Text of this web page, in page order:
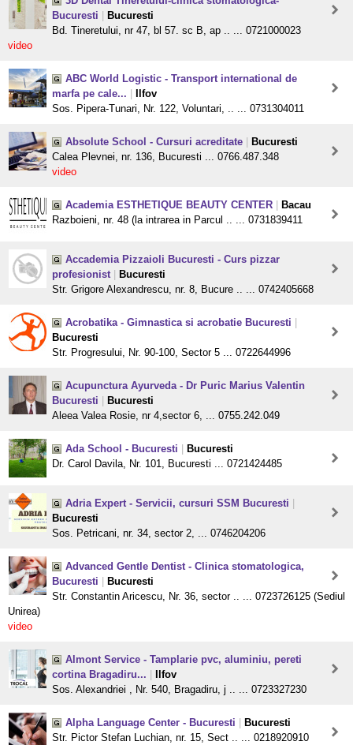
Bucuresti
Bucuresti
Bd. Tineretului, nr 47, bl 57. sc B, ap .. ... 0721000023
video
ABC World Logistic - Transport international de
marfa pe cale...
Ilfov
Sos. Pipera-Tunari, Nr. 122, Voluntari, .. ... 0731304011
Absolute School - Cursuri acreditate
Bucuresti
Calea Plevnei, nr. 136, Bucuresti ... 0766.487.348
video
Academia ESTHETIQUE BEAUTY CENTER
Bacau
Razboieni, nr. 48 (la intrarea in Parcul .. ... 0731839411
Accademia Pizzaioli Bucuresti - Curs pizzar
profesionist
Bucuresti
Str. Grigore Alexandrescu, nr. 8, Bucure .. ... 0742405668
Acrobatika - Gimnastica si acrobatie Bucuresti
Bucuresti
Str. Progresului, Nr. 90-100, Sector 5 ... 0722644996
Acupunctura Ayurveda - Dr Puric Marius Valentin
Bucuresti
Bucuresti
Aleea Valea Rosie, nr 4,sector 6, ... 0755.242.049
Ada School - Bucuresti
Bucuresti
Dr. Carol Davila, Nr. 101, Bucuresti ... 0721424485
Adria Expert - Servicii, cursuri SSM Bucuresti
Bucuresti
Sos. Petricani, nr. 34, sector 2, ... 0746204206
Advanced Gentle Dentist - Clinica stomatologica,
Bucuresti
Bucuresti
Str. Constantin Aricescu, Nr. 36, sector .. ... 0723726125 (Sediul
Unirea)
video
Almont Service - Tamplarie pvc, aluminiu, pereti
cortina Bragadiru...
Ilfov
Sos. Alexandriei , Nr. 540, Bragadiru, j .. ... 0723327230
Alpha Language Center - Bucuresti
Bucuresti
Str. Pictor Stefan Luchian, nr. 15, Sect .. ... 0218920910